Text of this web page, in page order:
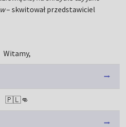
– skwitował przedstawiciel
Witamy,
🇵🇱👊